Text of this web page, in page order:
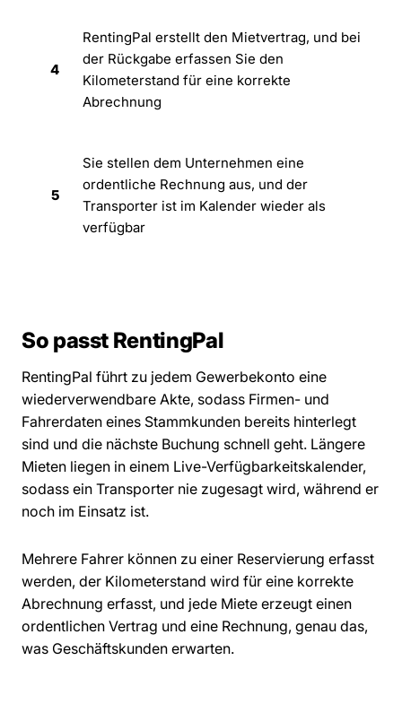
4
RentingPal erstellt den Mietvertrag, und bei
der Rückgabe erfassen Sie den
Kilometerstand für eine korrekte
Abrechnung
5
Sie stellen dem Unternehmen eine
ordentliche Rechnung aus, und der
Transporter ist im Kalender wieder als
verfügbar
So passt RentingPal
RentingPal führt zu jedem Gewerbekonto eine
wiederverwendbare Akte, sodass Firmen- und
Fahrerdaten eines Stammkunden bereits hinterlegt
sind und die nächste Buchung schnell geht. Längere
Mieten liegen in einem Live-Verfügbarkeitskalender,
sodass ein Transporter nie zugesagt wird, während er
noch im Einsatz ist.
Mehrere Fahrer können zu einer Reservierung erfasst
werden, der Kilometerstand wird für eine korrekte
Abrechnung erfasst, und jede Miete erzeugt einen
ordentlichen Vertrag und eine Rechnung, genau das,
was Geschäftskunden erwarten.